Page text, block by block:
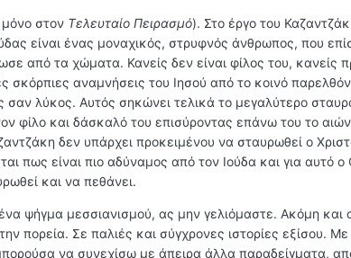
στον Τελευταίο Πειρασμό). Στο έργο του
είναι ένας μοναχικός, στρυφνός άνθρωπος, που
από τα χώματα. Κανείς δεν είναι φίλος του, κανείς
σκόρπιες αναμνήσεις του Ιησού από το κοινό παρελθόν
σαν λύκος. Αυτός σηκώνει τελικά το μεγαλύτερο
φίλο και δάσκαλό του επισύροντας επάνω του το
δεν υπάρχει προκειμένου να σταυρωθεί ο
πως είναι πιο αδύναμος από τον Ιούδα και για αυτό
και να πεθάνει.
ψήγμα μεσσιανισμού, ας μην γελιόμαστε. Ακόμη και
πορεία. Σε παλιές και σύγχρονες ιστορίες εξίσου.
να συνεχίσω με άπειρα άλλα παραδείγματα,